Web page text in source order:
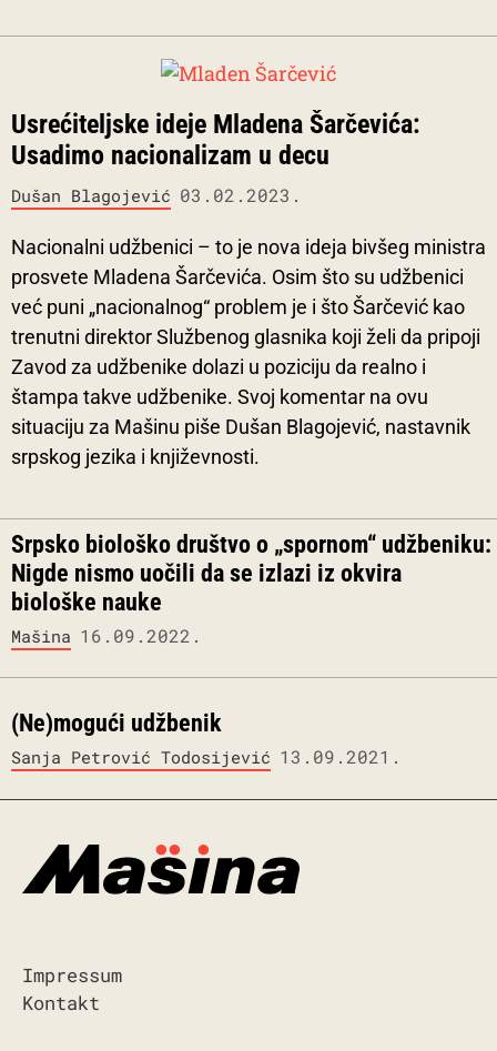
Usrećiteljske ideje Mladena Šarčevića:
Usadimo nacionalizam u decu
Dušan Blagojević 03.02.2023.
Nacionalni udžbenici – to je nova ideja bivšeg ministra
prosvete Mladena Šarčevića. Osim što su udžbenici
već puni „nacionalnog“ problem je i što Šarčević kao
trenutni direktor Službenog glasnika koji želi da pripoji
Zavod za udžbenike dolazi u poziciju da realno i
štampa takve udžbenike. Svoj komentar na ovu
situaciju za Mašinu piše Dušan Blagojević, nastavnik
srpskog jezika i književnosti.
Srpsko biološko društvo o „spornom“ udžbeniku:
Nigde nismo uočili da se izlazi iz okvira
biološke nauke
Mašina 16.09.2022.
(Ne)mogući udžbenik
Sanja Petrović Todosijević 13.09.2021.
Impressum
Kontakt